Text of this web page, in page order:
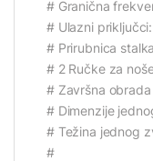
# Granična
# Ulazni
# Prirubnica
# 2 Ručke za
# Završna
# Dimenzije
# Težina jednog
#